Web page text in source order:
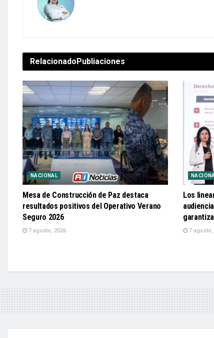
RelacionadoPubliaciones
NACIONAL
Mesa de Construcción de Paz destaca
resultados positivos del Operativo Verano
Seguro 2026
7 agosto, 2026
Los
7 agosto,